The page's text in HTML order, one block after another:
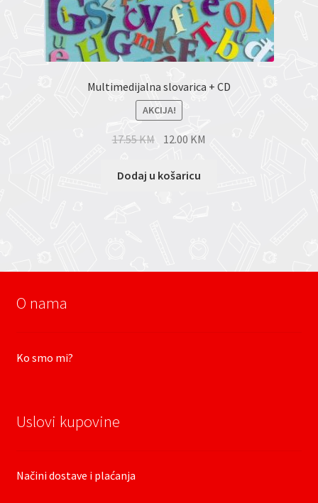
Multimedijalna slovarica + CD
AKCIJA!
17.55KM 12.00 KM
Dodaj u košaricu
O nama
Ko smo mi?
Uslovi kupovine
Načini dostave i plaćanja